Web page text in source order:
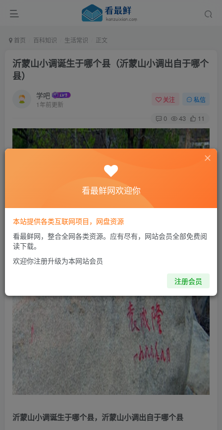
首页 百科知识 生活常识 正文
沂蒙山小调诞生于哪个县（沂蒙山小调出自于哪个
县）
学吧
1年前更新
关注 私信
0 43 11
沂蒙山小调诞生于哪个县，沂蒙山小调出自于哪个县
看最鲜网欢迎你
本站提供各类互联网项目，网盘资源
看最鲜网，整合全网各类资源。应有尽有，网站会员全部免费阅
读下载。
欢迎你注册升级为本网站会员
注册会员